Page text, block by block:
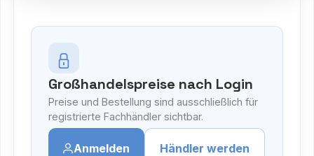
Großhandelspreise nach Login
Preise und Bestellung sind ausschließlich für
registrierte Fachhändler sichtbar.
Anmelden Händler werden